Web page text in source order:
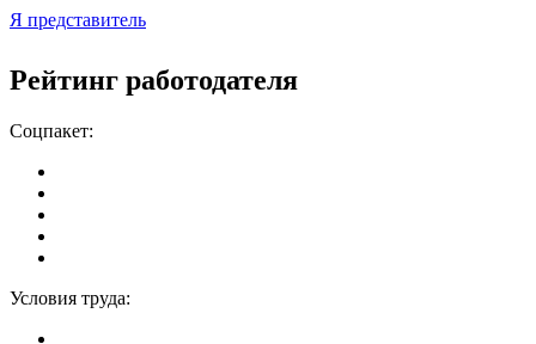
Я представитель
Рейтинг работодателя
Соцпакет:
Условия труда: